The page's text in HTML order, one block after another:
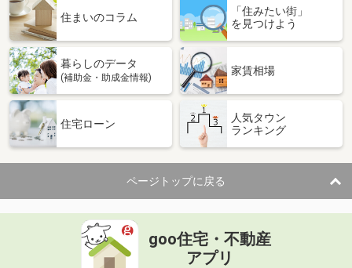
住まいのコラム
「住みたい街」
を見つけよう
暮らしのデータ
(補助金・助成金情報)
家賃相場
住宅ローン
人気タウン
ランキング
ページトップに戻る
goo住宅・不動産
アプリ